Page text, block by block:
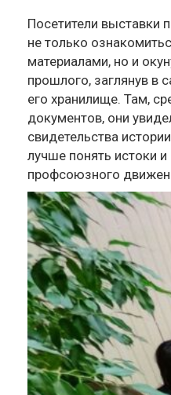
Посетители выставки
не только
материалами, но и
прошлого, заглянув в
его хранилище. Там,
документов, они
свидетельства
лучше понять истоки
профсоюзного